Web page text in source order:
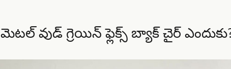
మెటల్ వుడ్ గ్రెయిన్ ఫ్లెక్స్ బ్యాక్ చైర్